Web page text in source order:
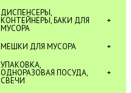
ДИСПЕНСЕРЫ,
КОНТЕЙНЕРЫ, БАКИ ДЛЯ
МУСОРА
МЕШКИ ДЛЯ МУСОРА
УПАКОВКА,
ОДНОРАЗОВАЯ ПОСУДА,
СВЕЧИ